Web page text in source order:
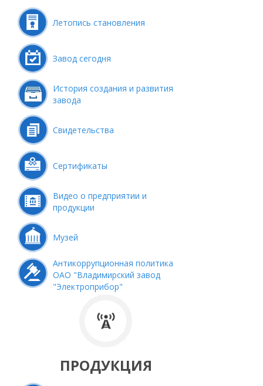
Летопись становления
Завод сегодня
История создания и развития
завода
Свидетельства
Сертификаты
Видео о предприятии и
продукции
Музей
Антикоррупционная политика
ОАО "Владимирский завод
"Электроприбор"
ПРОДУКЦИЯ